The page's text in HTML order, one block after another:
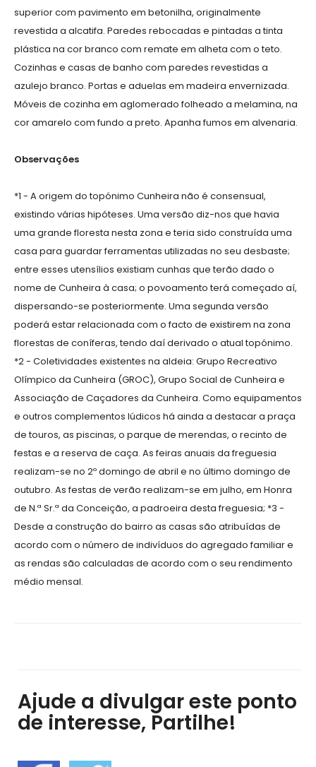
superior com pavimento em betonilha, originalmente
revestida a alcatifa. Paredes rebocadas e pintadas a tinta
plástica na cor branco com remate em alheta com o teto.
Cozinhas e casas de banho com paredes revestidas a
azulejo branco. Portas e aduelas em madeira envernizada.
Móveis de cozinha em aglomerado folheado a melamina, na
cor amarelo com fundo a preto. Apanha fumos em alvenaria.
Observações
*1 - A origem do topónimo Cunheira não é consensual,
existindo várias hipóteses. Uma versão diz-nos que havia
uma grande floresta nesta zona e teria sido construída uma
casa para guardar ferramentas utilizadas no seu desbaste;
entre esses utensílios existiam cunhas que terão dado o
nome de Cunheira à casa; o povoamento terá começado aí,
dispersando-se posteriormente. Uma segunda versão
poderá estar relacionada com o facto de existirem na zona
florestas de coníferas, tendo daí derivado o atual topónimo.
*2 - Coletividades existentes na aldeia: Grupo Recreativo
Olímpico da Cunheira (GROC), Grupo Social de Cunheira e
Associação de Caçadores da Cunheira. Como equipamentos
e outros complementos lúdicos há ainda a destacar a praça
de touros, as piscinas, o parque de merendas, o recinto de
festas e a reserva de caça. As feiras anuais da freguesia
realizam-se no 2º domingo de abril e no último domingo de
outubro. As festas de verão realizam-se em julho, em Honra
de N.ª Sr.ª da Conceição, a padroeira desta freguesia; *3 -
Desde a construção do bairro as casas são atribuídas de
acordo com o número de indivíduos do agregado familiar e
as rendas são calculadas de acordo com o seu rendimento
médio mensal.
Ajude a divulgar este ponto
de interesse, Partilhe!